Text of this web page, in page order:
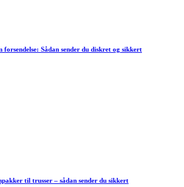
forsendelse: Sådan sender du diskret og sikkert
til trusser – sådan sender du sikkert